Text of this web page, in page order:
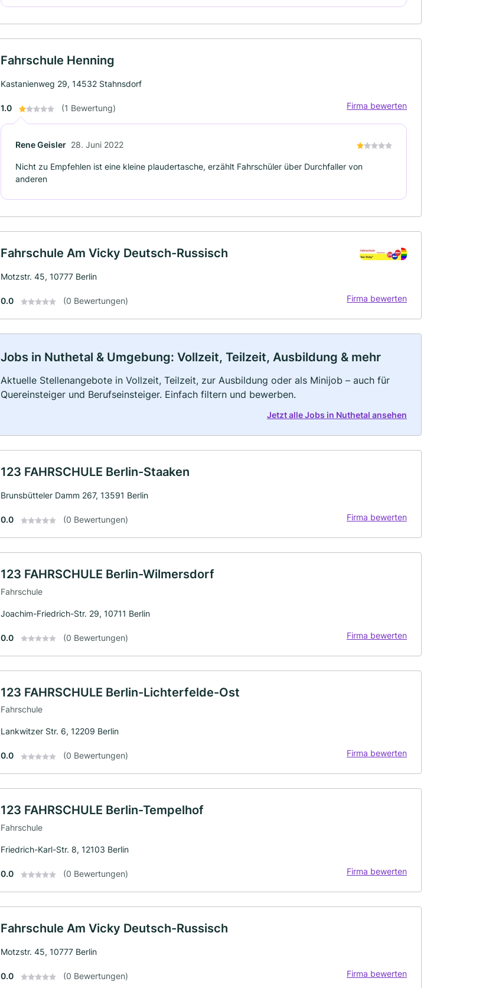
Fahrschule Henning
Kastanienweg 29, 14532 Stahnsdorf
1.0 (1 Bewertung) Firma bewerten
Rene Geisler 28. Juni 2022
Nicht zu Empfehlen ist eine kleine plaudertasche, erzählt Fahrschüler über Durchfaller von
anderen
Fahrschule Am Vicky Deutsch-Russisch
Motzstr. 45, 10777 Berlin
0.0 (0 Bewertungen) Firma bewerten
Jobs in Nuthetal & Umgebung: Vollzeit, Teilzeit, Ausbildung & mehr
Aktuelle Stellenangebote in Vollzeit, Teilzeit, zur Ausbildung oder als Minijob – auch für
Quereinsteiger und Berufseinsteiger. Einfach filtern und bewerben.
Jetzt alle Jobs in Nuthetal ansehen
123 FAHRSCHULE Berlin-Staaken
Brunsbütteler Damm 267, 13591 Berlin
0.0 (0 Bewertungen) Firma bewerten
123 FAHRSCHULE Berlin-Wilmersdorf
Fahrschule
Joachim-Friedrich-Str. 29, 10711 Berlin
0.0 (0 Bewertungen) Firma bewerten
123 FAHRSCHULE Berlin-Lichterfelde-Ost
Fahrschule
Lankwitzer Str. 6, 12209 Berlin
0.0 (0 Bewertungen) Firma bewerten
123 FAHRSCHULE Berlin-Tempelhof
Fahrschule
Friedrich-Karl-Str. 8, 12103 Berlin
0.0 (0 Bewertungen) Firma bewerten
Fahrschule Am Vicky Deutsch-Russisch
Motzstr. 45, 10777 Berlin
0.0 (0 Bewertungen) Firma bewerten